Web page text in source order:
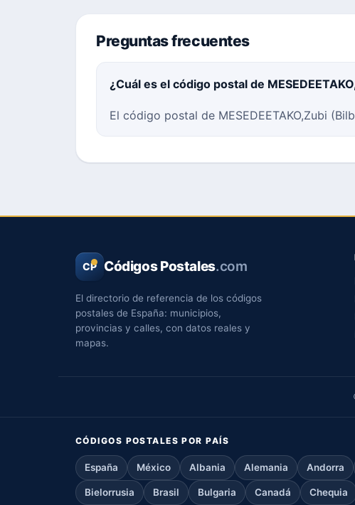
Preguntas frecuentes
¿Cuál es el código postal de
El código postal de MESEDEETAKO,Zubi
CP Códigos Postales.com
El directorio de referencia de los códigos
postales de España: municipios,
provincias y calles, con datos reales y
mapas.
CÓDIGOS POSTALES POR PAÍS
España México Albania Alemania Andorra
Bielorrusia Brasil Bulgaria Canadá Chequia